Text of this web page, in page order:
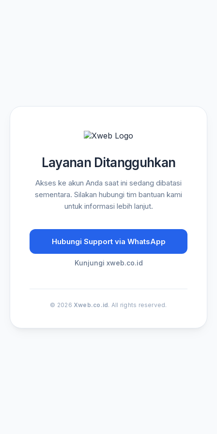
Layanan Ditangguhkan
Akses ke akun Anda saat ini sedang dibatasi
sementara. Silakan hubungi tim bantuan kami
untuk informasi lebih lanjut.
Hubungi Support via WhatsApp
Kunjungi xweb.co.id
© 2026 Xweb.co.id. All rights reserved.